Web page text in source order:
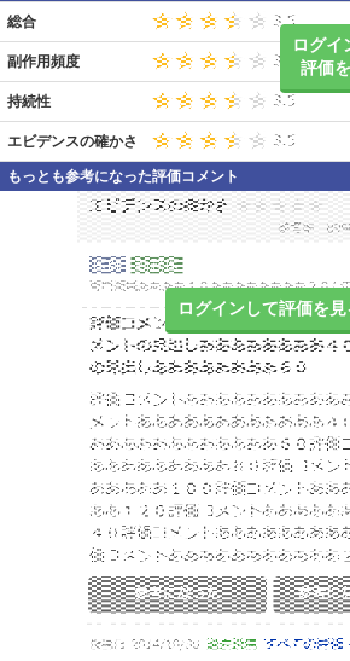
ログイ
評価
総合
副作用頻度
持続性
エビデンスの確かさ
もっとも参考になった評価コメント
ログインして評価を見